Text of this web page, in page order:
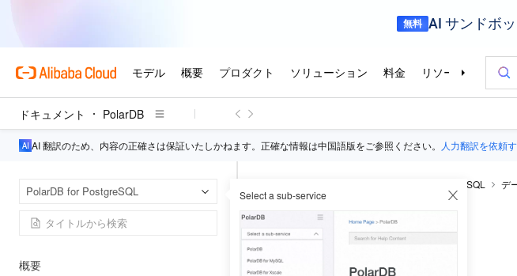
ドキュメント PolarDB
AI 翻訳のため、内容の正確さは保証いたしかねます。正確な情報は中国語版をご参照ください。 人力翻訳を依頼
PolarDB for PostgreSQL Select a sub-service
お知らせと更新
コンソールリリースノート
リリースノート
PolarProxy リリースノート
サービス通知
概要
PolarDB for PostgreSQL デ
エラーコード
更新日時 2026-03-27 21:55:26